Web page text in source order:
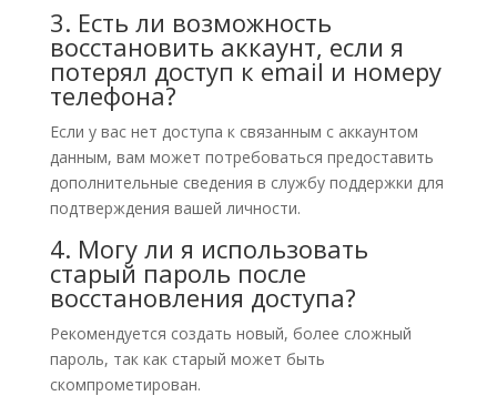
3. Есть ли возможность
восстановить аккаунт, если я
потерял доступ к email и номеру
телефона?
Если у вас нет доступа к связанным с аккаунтом
данным, вам может потребоваться предоставить
дополнительные сведения в службу поддержки для
подтверждения вашей личности.
4. Могу ли я использовать
старый пароль после
восстановления доступа?
Рекомендуется создать новый, более сложный
пароль, так как старый может быть
скомпрометирован.